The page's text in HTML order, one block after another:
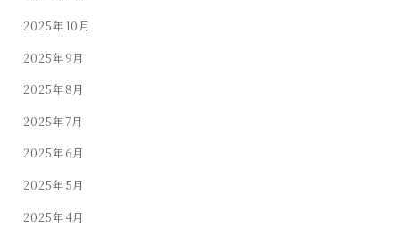
2025年10月
2025年9月
2025年8月
2025年7月
2025年6月
2025年5月
2025年4月